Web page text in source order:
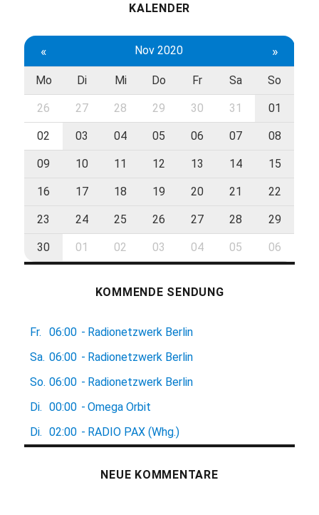
KALENDER
« Nov 2020 »
Mo Di Mi Do Fr Sa So
26 27 28 29 30 31 01
02 03 04 05 06 07 08
09 10 11 12 13 14 15
16 17 18 19 20 21 22
23 24 25 26 27 28 29
30 01 02 03 04 05 06
KOMMENDE SENDUNG
Fr. 06:00 - Radionetzwerk Berlin
Sa. 06:00 - Radionetzwerk Berlin
So. 06:00 - Radionetzwerk Berlin
Di.
00:00 - Omega Orbit
Di.
02:00 - RADIO PAX (Whg.)
NEUE KOMMENTARE